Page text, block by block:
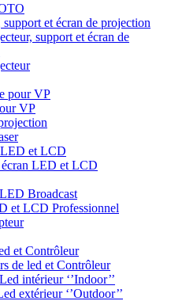
et écran de projection
support et écran de
pour VP
VP
et LCD
LED et LCD
Broadcast
et LCD Professionnel
et Contrôleur
de led et Contrôleur
intérieur ‘’Indoor’’
extérieur ‘’Outdoor’’